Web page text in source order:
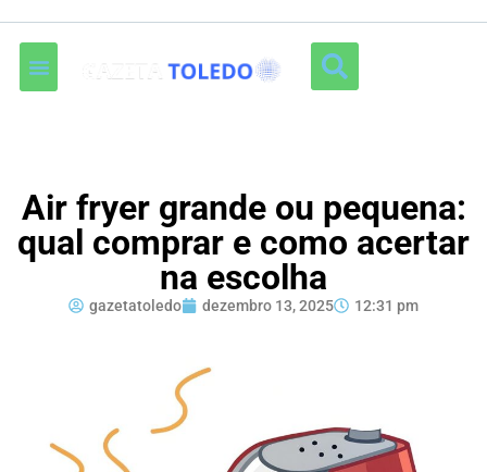
Air fryer grande ou pequena:
qual comprar e como acertar
na escolha
gazetatoledo dezembro 13, 2025 12:31 pm